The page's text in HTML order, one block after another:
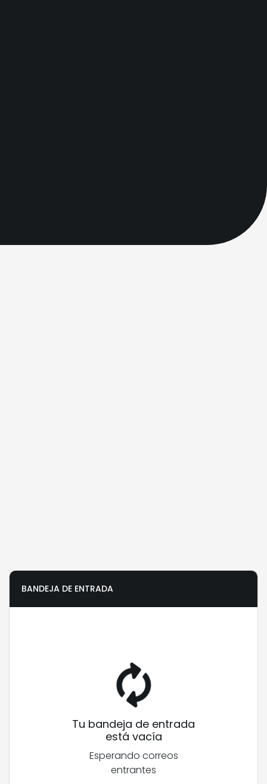
BANDEJA DE ENTRADA
Tu bandeja de entrada
está vacía
Esperando correos
entrantes